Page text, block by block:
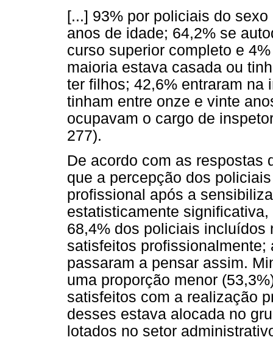
[...] 93% por policiais do
anos de idade; 64,2% se
curso superior completo e
maioria estava casada ou
ter filhos; 42,6% entraram na
tinham entre onze e vinte
ocupavam o cargo de
277).
De acordo com as respostas
que a percepção dos
profissional após a
estatisticamente
68,4% dos policiais incluídos
satisfeitos
passaram a pensar assim.
uma proporção menor
satisfeitos com a realização
desses estava alocada no
lotados no setor